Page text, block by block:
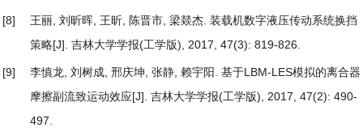
[8] 王丽, 刘昕晖, 王昕, 陈晋市, 梁燚杰. 装载机数字液压传动系统换挡
策略[J]. 吉林大学学报(工学版), 2017, 47(3): 819-826.
[9] 李慎龙, 刘树成, 邢庆坤, 张静, 赖宇阳. 基于LBM-LES模拟的离合器
摩擦副流致运动效应[J]. 吉林大学学报(工学版), 2017, 47(2): 490-
497.